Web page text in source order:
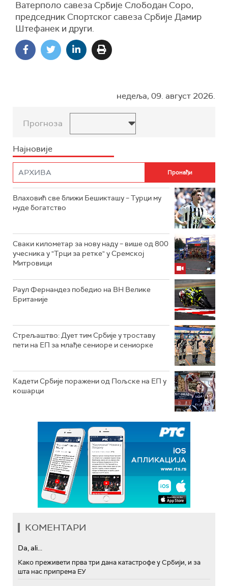
Ватерполо савеза Србије Слободан Соро,
председник Спортског савеза Србије Дамир
Штефанек и други.
недеља, 09. август 2026.
Прогноза
Најновије
Влаховић све ближи Бешикташу – Турци му
нуде богатство
Сваки километар за нову наду – више од 800
учесника у "Трци за ретке" у Сремској
Митровици
Раул Фернандез победио на ВН Велике
Британије
Стрељаштво: Дует тим Србије у троставу
пети на ЕП за млађе сениоре и сениорке
Кадети Србије поражени од Пољске на ЕП у
кошарци
КОМЕНТАРИ
Da, ali...
Како преживети прва три дана катастрофе у Србији, и за
шта нас припрема ЕУ